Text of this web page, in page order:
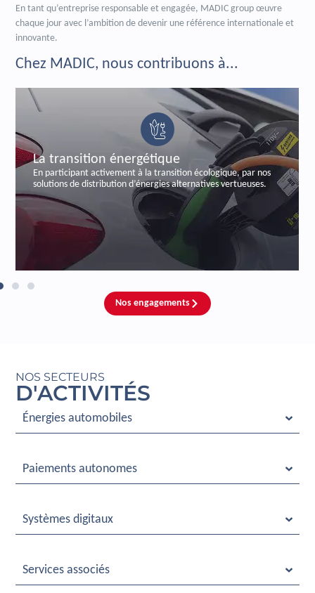
En tant qu’entreprise responsable et engagée, MADIC group œuvre
chaque jour avec l’ambition de devenir une référence internationale et
innovante.
Chez MADIC, nous contribuons à...
à la transition écologique, par nos
d’énergies alternatives vertueuses.
La
En sécurisant les
labelisée et certifiée
Nos engagements
NOS SECTEURS
D'ACTIVITÉS
Énergies automobiles
Paiements autonomes
Systèmes digitaux
Services associés